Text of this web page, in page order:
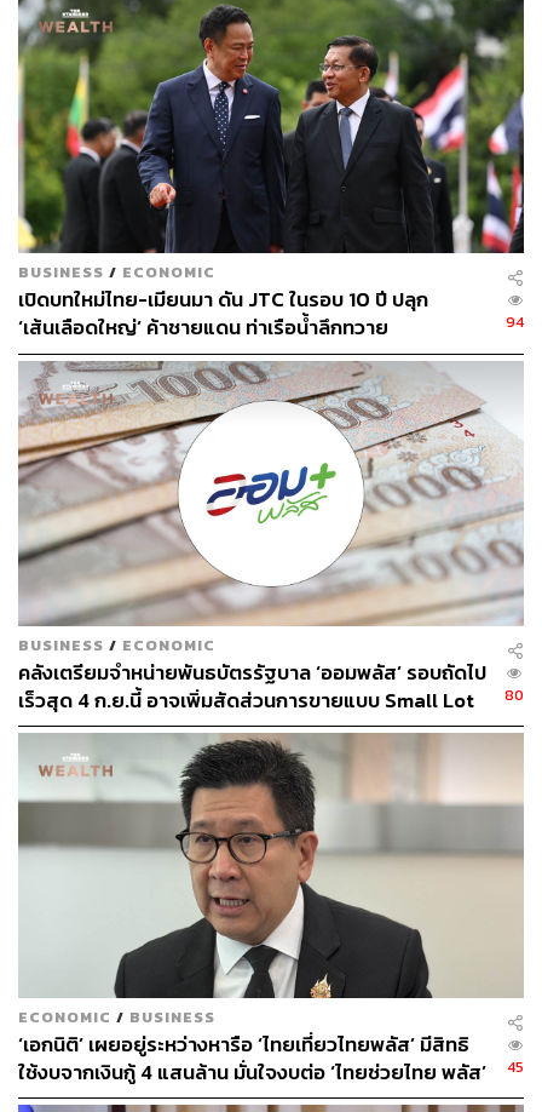
เวทีดังกล่าวเปิดพื้นที่ให้ภาคเอกชนสะท้อนปัญหาและเสนอ
‘พิมพ์เขียวเศรษฐกิจไทย’ อย่างตรงไปตรงมา ทั้งการเร่งลงทุน
โครงสร้างพื้นฐานและระบบน้ำ การปลดล็อกพลังงานสะอาด
การแก้ปัญหาผังเมือง EEC การผลักดัน AI และ Data Center
การดึงดูด FDI การพัฒนาคนไทยให้สอดรับอุตสาหกรรมใหม่
ตลอดจนการยกระดับไทยสู่ Trade Hub, Financial Hub และ
Green Economy ของภูมิภาค
อนุทิน ชาญวีรกูล นายกรัฐมนตรี และรัฐมนตรีว่าการ
กระทรวงมหาดไทย กล่าวเปิดงานว่า รัฐบาลพร้อมรับฟังข้อ
เสนอจากทุกภาคส่วน และจะนำข้อมูลไปประมวลเป็น
แนวทางขับเคลื่อนเศรษฐกิจร่วมกับภาคเอกชน โดยยืนยันว่า
จะเร่งลดอุปสรรคด้านกฎระเบียบ ปัญหาแรงงาน และ
สนับสนุนขีดความสามารถการแข่งขันของไทย ท่ามกลาง
โลกที่กำลังเปลี่ยนผ่านครั้งใหญ่
ขณะที่ ดร.เอกนิติ นิติทัณฑ์ประภาศ รองนายกรัฐมนตรี และ
รัฐมนตรีว่าการกระทรวงการคลัง ระบุว่า การประชุมครั้งนี้
จะไม่จบเพียงการแลกเปลี่ยนความคิดเห็น แต่รัฐบาลจะตั้ง
‘คณะกรรมการร่วมภาครัฐและเอกชน’ หรือ กรอ. เพื่อเปลี่ยน
ข้อเสนอทั้งหมดให้เป็น Action Plan พร้อมจัดทำ Dashboard
ติดตามความคืบหน้าและกลับมาประเมินผลร่วมกันอีกครั้ง
ภายใน 6 เดือน
THE STANDARD WEALTH รวบรวม ‘ทุกข้อเสนอสำคัญ’
จากภาคธุรกิจและองค์กรเศรษฐกิจในเวทีนี้ ตั้งแต่ข้อเสนอ
ระดับมหภาคไปจนถึง Pain Point รายอุตสาหกรรม เพื่อ
สะท้อนว่า ภาคเอกชนไทยกำลังมองอนาคตประเทศอย่างไร
และรัฐบาลจะตอบโจทย์การเปลี่ยนผ่านเศรษฐกิจครั้งใหญ่นี้
‘ภาคอุตสาหกรรม’ ชูซื้อสินค้าไทย-ดัน Creative
Economy-เร่ง PDP
ตัวแทนจากภาคอุตสาหกรรมเสนอว่า ท่ามกลางความ
BUSINESS / ECONOMIC
เปิดบทใหม่ไทย-เมียนมา ดัน JTC ในรอบ 10 ปี ปลุก
‘เส้นเลือดใหญ่’ ค้าชายแดน ท่าเรือน้ำลึกทวาย
94
BUSINESS / ECONOMIC
คลังเตรียมจำหน่ายพันธบัตรรัฐบาล ‘ออมพลัส’ รอบถัดไป
เร็วสุด 4 ก.ย.นี้ อาจเพิ่มสัดส่วนการขายแบบ Small Lot
First มากขึ้น
80
ECONOMIC / BUSINESS
‘เอกนิติ’ เผยอยู่ระหว่างหารือ ‘ไทยเที่ยวไทยพลัส’ มีสิทธิ
ใช้งบจากเงินกู้ 4 แสนล้าน มั่นใจงบต่อ ‘ไทยช่วยไทย พลัส’
เฟส 2 มีเพียงพอ
45